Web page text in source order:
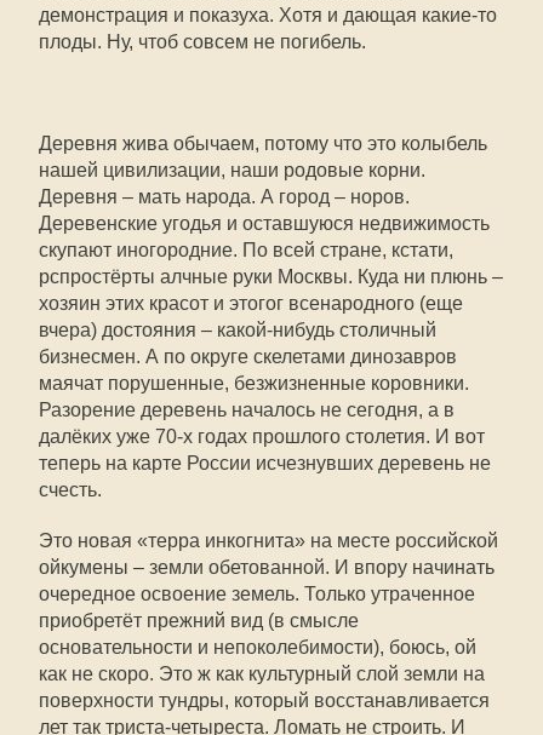
демонстрация и показуха. Хотя и дающая какие-то
плоды. Ну, чтоб совсем не погибель.
Деревня жива обычаем, потому что это колыбель
нашей цивилизации, наши родовые корни.
Деревня – мать народа. А город – норов.
Деревенские угодья и оставшуюся недвижимость
скупают иногородние. По всей стране, кстати,
рспростёрты алчные руки Москвы. Куда ни плюнь –
хозяин этих красот и этогог всенародного (еще
вчера) достояния – какой-нибудь столичный
бизнесмен. А по округе скелетами динозавров
маячат порушенные, безжизненные коровники.
Разорение деревень началось не сегодня, а в
далёких уже 70-х годах прошлого столетия. И вот
теперь на карте России исчезнувших деревень не
счесть.
Это новая «терра инкогнита» на месте российской
ойкумены – земли обетованной. И впору начинать
очередное освоение земель. Только утраченное
приобретёт прежний вид (в смысле
основательности и непоколебимости), боюсь, ой
как не скоро. Это ж как культурный слой земли на
поверхности тундры, который восстанавливается
лет так триста-четыреста. Ломать не строить. И